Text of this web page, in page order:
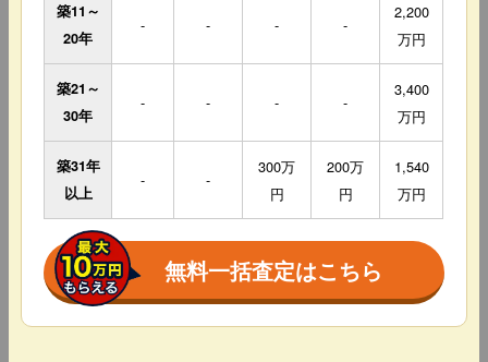
築11～
20年
- - - -
2,200
万円
築21～
30年
- - - -
3,400
万円
築31年
以上
- -
300万
円
200万
円
1,540
万円
無料一括査定はこちら